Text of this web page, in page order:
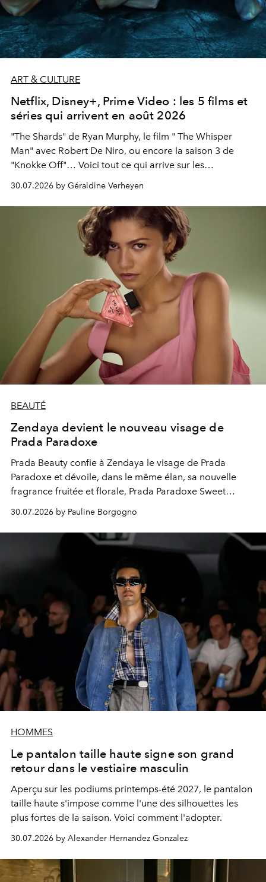
ART & CULTURE
Netflix, Disney+, Prime Video : les 5 films et
séries qui arrivent en août 2026
"The Shards" de Ryan Murphy, le film " The Whisper
Man" avec Robert De Niro, ou encore la saison 3 de
"Knokke Off"… Voici tout ce qui arrive sur les
30.07.2026 by Géraldine Verheyen
BEAUTÉ
Zendaya devient le nouveau visage de
Prada Paradoxe
Prada Beauty confie à Zendaya le visage de Prada
Paradoxe et dévoile, dans le même élan, sa nouvelle
fragrance fruitée et florale, Prada Paradoxe Sweet
30.07.2026 by Pauline Borgogno
HOMMES
Le pantalon taille haute signe son grand
retour dans le vestiaire masculin
Aperçu sur les podiums printemps-été 2027, le pantalon
taille haute s'impose comme l'une des silhouettes les
plus fortes de la saison. Voici comment l'adopter.
30.07.2026 by Alexander Hernandez Gonzalez